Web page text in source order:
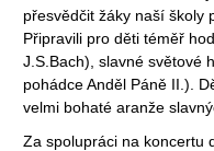
přesvědčit žáky naší školy
Připravili pro děti téměř
J.S.Bach), slavné světové
pohádce Anděl Páně II.).
velmi bohaté aranže
Za spolupráci na koncertu